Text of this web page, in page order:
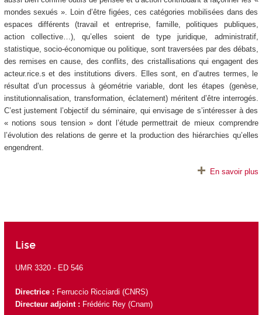
mondes sexués ». Loin d’être figées, ces catégories mobilisées dans des
espaces différents (travail et entreprise, famille, politiques publiques,
action collective…), qu’elles soient de type juridique, administratif,
statistique, socio-économique ou politique, sont traversées par des débats,
des remises en cause, des conflits, des cristallisations qui engagent des
acteur.rice.s et des institutions divers. Elles sont, en d’autres termes, le
résultat d’un processus à géométrie variable, dont les étapes (genèse,
institutionnalisation, transformation, éclatement) méritent d’être interrogés.
C’est justement l’objectif du séminaire, qui envisage de s’intéresser à des
« notions sous tension » dont l’étude permettrait de mieux comprendre
l’évolution des relations de genre et la production des hiérarchies qu’elles
engendrent.
En savoir plus
Lise
UMR 3320 - ED 546
Directrice : Ferruccio Ricciardi (CNRS)
Directeur adjoint : Frédéric Rey(Cnam)